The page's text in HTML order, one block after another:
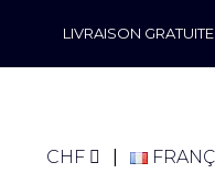
LIVRAISON
CHF